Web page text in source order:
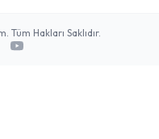
Hakları Saklıdır.